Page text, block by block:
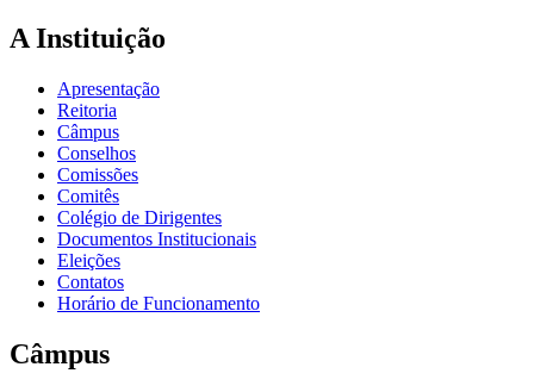
A Instituição
Apresentação
Reitoria
Câmpus
Conselhos
Comissões
Comitês
Colégio de Dirigentes
Documentos Institucionais
Eleições
Contatos
Horário de Funcionamento
Câmpus